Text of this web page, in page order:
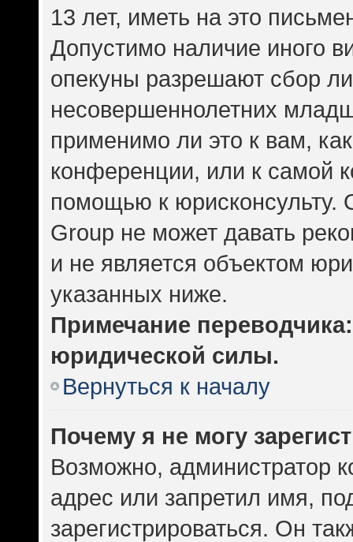
13 лет, иметь на это
Допустимо наличие иного
опекуны разрешают сбор
несовершеннолетних
применимо ли это к вам,
конференции, или к самой
помощью к юрисконсульту.
Group не может давать
и не является объектом
указанных ниже.
Примечание
юридической силы.
Вернуться к началу
Почему я не могу
Возможно, администратор
адрес или запретил имя,
зарегистрироваться. Он